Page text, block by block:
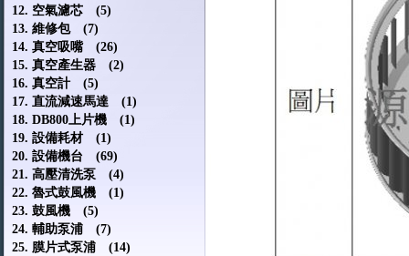
12. 空氣濾芯 (5)
13. 維修包 (7)
14. 真空吸嘴 (26)
15. 真空產生器 (2)
16. 真空計 (5)
17. 直流減速馬達 (1)
18. DB800上片機 (1)
19. 設備耗材 (1)
20. 設備機台 (69)
21. 高壓清洗泵 (4)
22. 魯式鼓風機 (1)
23. 鼓風機 (5)
24. 輔助泵浦 (7)
25. 膜片式泵浦 (14)